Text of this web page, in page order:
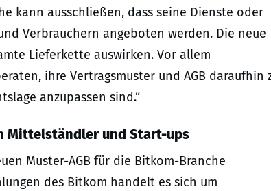
kann ausschließen, dass seine Dienste oder
Verbrauchern angeboten werden. Die neue
Lieferkette auswirken. Vor allem
ihre Vertragsmuster und AGB daraufhin
anzupassen sind.“
Mittelständler und Start-ups
Muster-AGB für die Bitkom-Branche
des Bitkom handelt es sich um